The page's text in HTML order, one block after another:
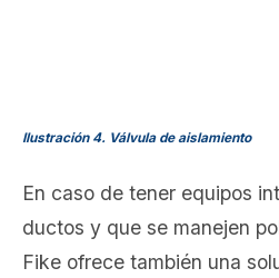
Ilustración 4. Válvula de aislamiento
En caso de tener equipos
ductos y que se manejen
Fike ofrece también una